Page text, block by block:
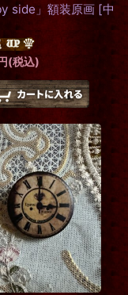
side」額装原画 [中
(税込)